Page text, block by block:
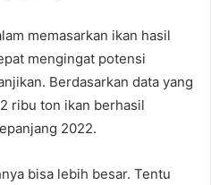
memasarkan ikan hasil
mengingat potensi
Berdasarkan data yang
ribu ton ikan berhasil
2022.
bisa lebih besar. Tentu